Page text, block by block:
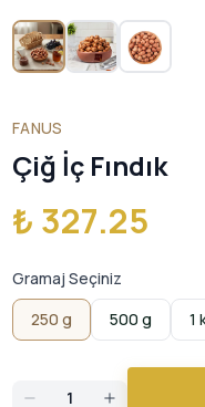
FANUS
Çiğ İç Fındık
₺ 327.25
Gramaj Seçiniz
250 g
500 g 1